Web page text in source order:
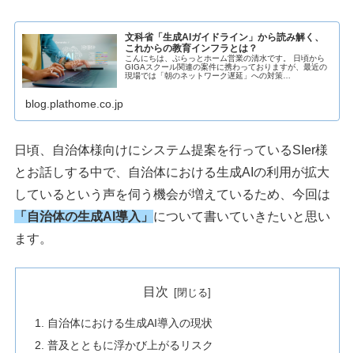
文科省「生成AIガイドライン」から読み解く、
これからの教育インフラとは？
こんにちは、ぷらっとホーム営業の清水です。 日頃から
GIGAスクール関連の案件に携わっておりますが、最近の
現場では「朝のネットワーク遅延」への対策
blog.plathome.co.jp
日頃、自治体様向けにシステム提案を行っているSIer様
とお話しする中で、自治体における生成AIの利用が拡大
しているという声を伺う機会が増えているため、今回は
「自治体の生成AI導入」 について書いていきたいと思い
ます。
目次
自治体における生成AI導入の現状
普及とともに浮かび上がるリスク